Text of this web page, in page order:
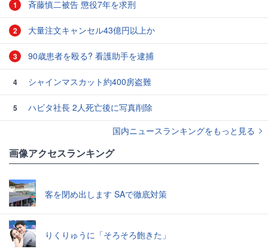
1 斉藤慎二被告 懲役7年を求刑
2 大量注文キャンセル43億円以上か
3 90歳患者を殴る? 看護助手を逮捕
4 シャインマスカット約400房盗難
5
ハビタ社長 2人死亡後に写真削除
国内ニュースランキングをもっと見る
画像アクセスランキング
客を閉め出します SAで徹底対策
りくりゅうに「そろそろ飽きた」